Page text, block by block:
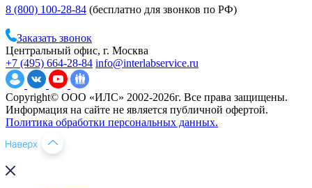
8 (800) 100-28-84 (бесплатно для звонков по РФ)
Заказать звонок
Центральный офис, г. Москва
+7 (495) 664-28-84 info@interlabservice.ru
Copyright© ООО «ИЛС» 2002-2026г. Все права защищены.
Информация на сайте не является публичной офертой.
Политика обработки персональных данных.